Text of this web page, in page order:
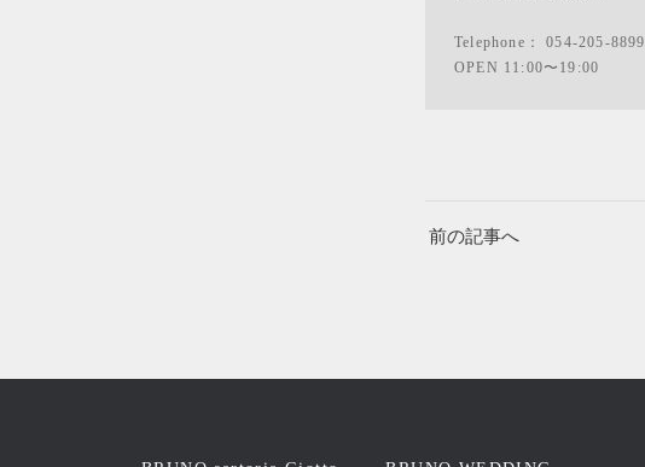
Telephone：054-205-8899
OPEN 11:00〜19:00
前の記事へ